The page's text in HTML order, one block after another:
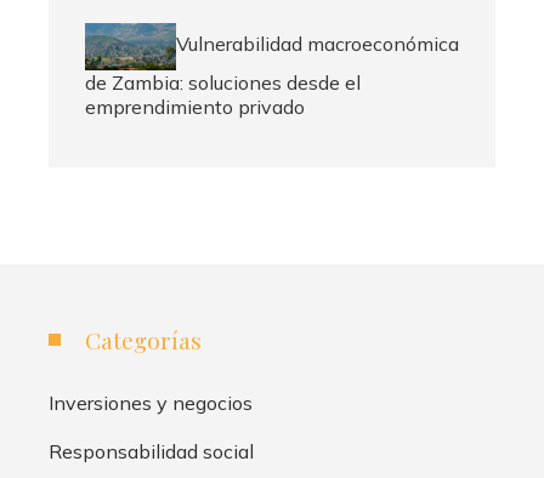
Vulnerabilidad macroeconómica
de Zambia: soluciones desde el
emprendimiento privado
Categorías
Inversiones y negocios
Responsabilidad social